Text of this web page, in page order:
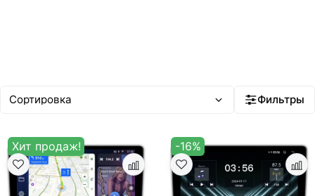
Фильтры
Хит продаж! -16%